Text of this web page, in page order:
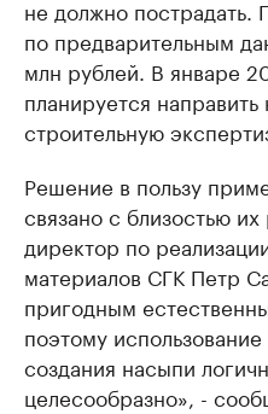
не должно пострадать.
по предварительным
млн рублей. В январе
планируется
строительную
Решение в пользу
связано с близостью
директор по
материалов СГК Петр
пригодным
поэтому
создания насыпи
целесообразно», -